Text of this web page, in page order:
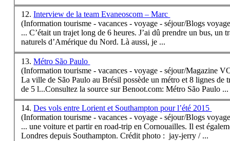
12.Interview de la team Evaneoscom – Marc
(Information tourisme - vacances - voyage - séjour/Blogs
... C’était un trajet long de 6 heures. J’ai dû prendre un bus, un
naturels d’Amérique du Nord. Là aussi, je ...
13.Métro São Paulo
(Information tourisme - vacances - voyage - séjour/Magazine
La ville de São Paulo au Brésil possède un métro et 8 lignes de
de 5 l...Consultez la source sur Benoot.com: Métro São Paulo ...
14.Des vols entre Lorient et Southampton pour l’été 2015
(Information tourisme - vacances - voyage - séjour/Blogs
... une voiture et partir en road-trip en Cornouailles. Il est
Londres depuis Southampton. Crédit photo : jay-jerry / ...